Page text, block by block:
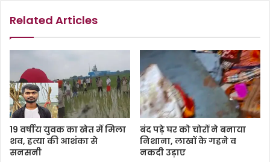
Related Articles
19 वर्षीय युवक का खेत में मिला
शव, हत्या की आशंका से
सनसनी
बंद पड़े घर को चोरों ने बनाया
निशाना, लाखों के गहने व
नकदी उड़ाए